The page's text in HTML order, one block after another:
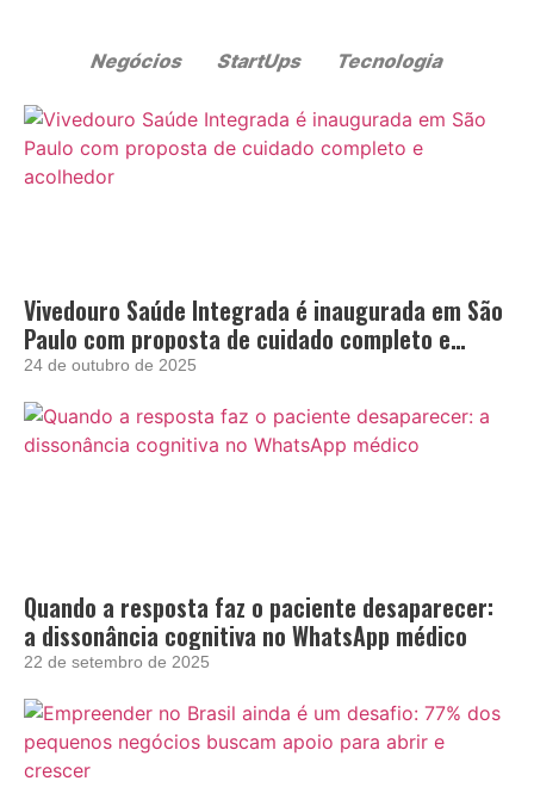
Vivedouro Saúde Integrada é inaugurada em São
Paulo com proposta de cuidado completo e
acolhedor
24 de outubro de 2025
Quando a resposta faz o paciente desaparecer:
a dissonância cognitiva no WhatsApp médico
22 de setembro de 2025